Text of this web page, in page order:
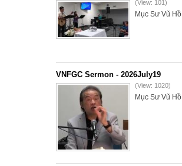
(View: 101)
Mục Sư Vũ Hồ
VNFGC Sermon - 2026July19
(View: 1020)
Mục Sư Vũ Hồ